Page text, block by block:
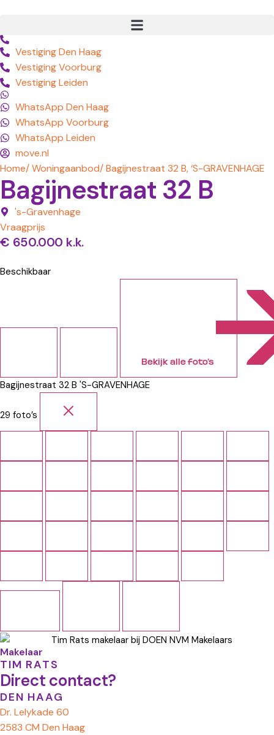
Vestiging Den Haag
Vestiging Voorburg
Vestiging Leiden
WhatsApp Den Haag
WhatsApp Voorburg
WhatsApp Leiden
move.nl
Home/ Woningaanbod/ Bagijnestraat 32 B, ‘S-GRAVENHAGE
Bagijnestraat 32 B
's-Gravenhage
Vraagprijs
€ 650.000 k.k.
Beschikbaar
Bekijk alle foto’s
Bagijnestraat 32 B 'S-GRAVENHAGE
29 foto’s
Makelaar
TIM RATS
Direct contact?
DEN HAAG
Dr. Lelykade 60
2583 CM Den Haag